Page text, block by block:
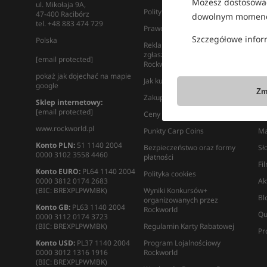
dowolnym
Szczegółowe
ul. Mikołaja 9A,
47-400 Racibórz
tel. +48 883 474 729
Polska
[email protected]
pokaż jak dojechać na mapie
google
Sklep internetowy:
[email protected]
www.rockworld.pl
Konto PLN:51 1140 2004
0000 3102 3558 4460
Konto EURO:PL64 1140 2004
0000 3812 0174 2683
(BIC: BREXPLPWMBK)
Konto GB:PL63 1140 2004
0000 3112 0174 3723
(BIC: BREXPLPWMBK)
Konto USD:PL37 1140 2004
0000 3012 1316 1916
(BIC: BREXPLPWMBK)
Polityka prywatności
Prawo odstąpienia od umowy
Reklamacje – zasady
zgłaszania reklamacji w
Rockworld
Jak kupić na raty?
Zakupy na aukcji
Ceny dostaw towaru
Punkty Carp Coins
Bezpieczeństwo oraz formy
płatności
Polityka cookies
Wyniki Konkursów+
organizowanych przez
Rockworld
Regulamin Karty Rabatowej
Program Lojalnościowy
Rockworld